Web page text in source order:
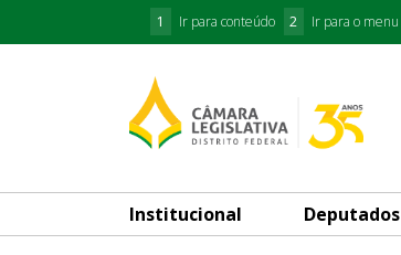
1 Ir para conteúdo 2 Ir para o menu
Institucional Deputados